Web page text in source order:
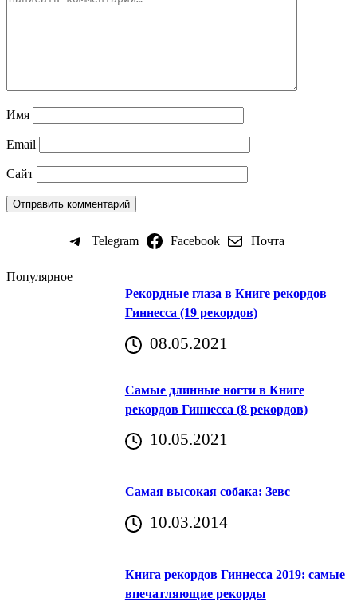
Имя
Email
Сайт
Telegram Facebook Почта
Популярное
Рекордные глаза в Книге рекордов
Гиннесса (19 рекордов)
08.05.2021
Самые длинные ногти в Книге
рекордов Гиннесса (8 рекордов)
10.05.2021
Самая высокая собака: Зевс
10.03.2014
Книга рекордов Гиннесса 2019: самые
впечатляющие рекорды